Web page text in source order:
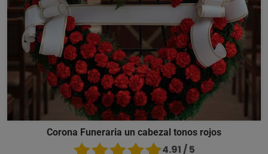
Corona Funeraria un cabezal tonos rojos
4.91 / 5